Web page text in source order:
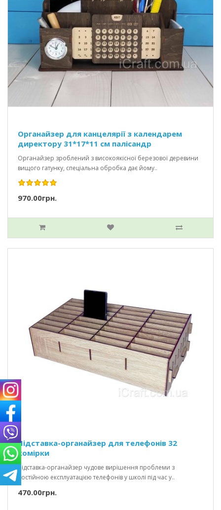
Органайзер для канцелярії з календарем
директору 31*17*11 см палісандр
Органайзер зроблений з високоякісної березової деревини
вищого гатунку, спеціальна обробка дає йому..
970.00грн.
Підставка-органайзер для телефонів 32
комірки
Підставка-органайзер чудове вирішення проблеми з
постійною експлуатацією телефонів у школі під час у..
470.00грн.